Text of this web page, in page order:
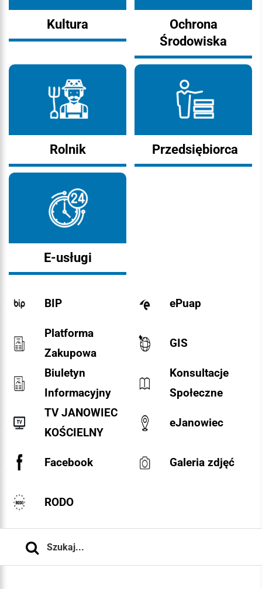
Kultura
Ochrona
Środowiska
Rolnik Przedsiębiorca
E-usługi
BIP ePuap
Platforma
Zakupowa
GIS
Biuletyn
Informacyjny
Konsultacje
Społeczne
TV JANOWIEC
KOŚCIELNY
eJanowiec
Facebook Galeria zdjęć
RODO